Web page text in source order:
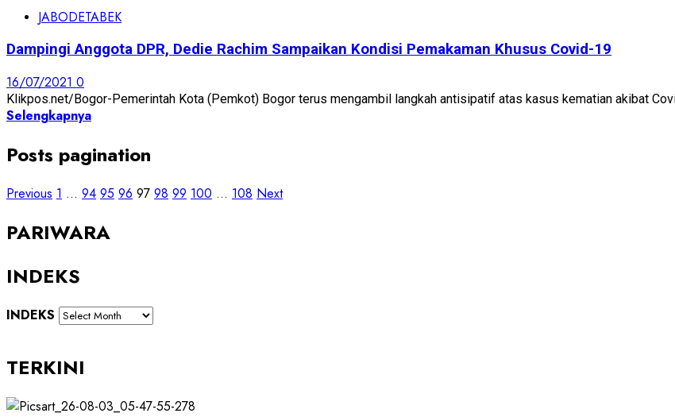
JABODETABEK
Dampingi Anggota DPR, Dedie Rachim Sampaikan Kondisi Pemakaman Khusus Covid-19
16/07/2021 0
Klikpos.net/Bogor-Pemerintah Kota (Pemkot) Bogor terus mengambil langkah antisipatif atas kasus kematian akibat
Selengkapnya
Posts pagination
Previous 1 … 94 95 96 97 98 99 100 … 108 Next
PARIWARA
INDEKS
INDEKS
TERKINI